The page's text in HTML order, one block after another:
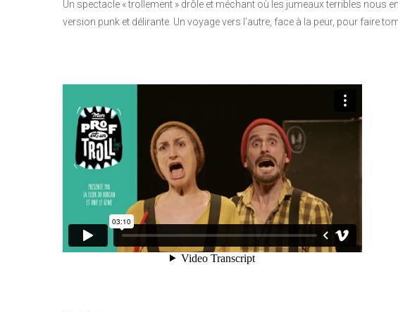
Un spectacle « trollement » drôle et méchant où les jumeaux terribles nous
version punk et délirante. Un voyage vers l’autre, face à la peur, pour faire